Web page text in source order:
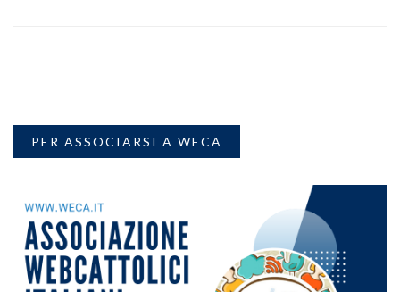
PER ASSOCIARSI A WECA